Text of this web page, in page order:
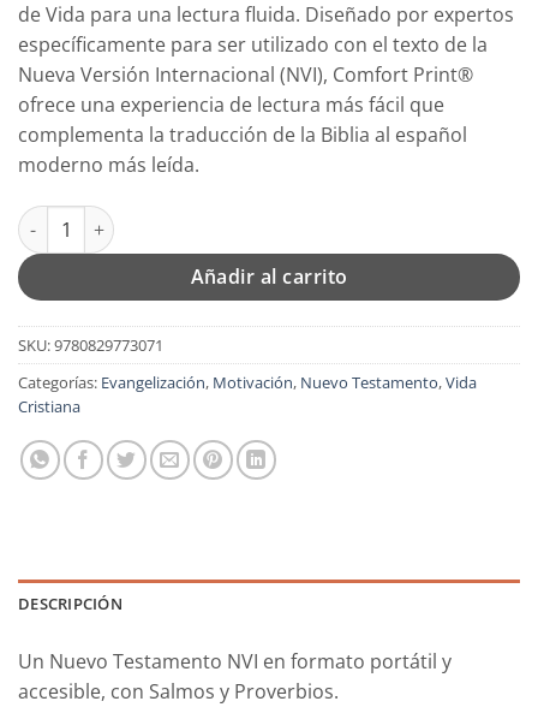
de Vida para una lectura fluida. Diseñado por expertos
específicamente para ser utilizado con el texto de la
Nueva Versión Internacional (NVI), Comfort Print®
ofrece una experiencia de lectura más fácil que
complementa la traducción de la Biblia al español
moderno más leída.
NVI, Nuevo Testamento De Bolsillo, Con Salmos Y Proverbios,
Añadir al carrito
SKU:9780829773071
Categorías: Evangelización, Motivación, Nuevo Testamento,Vida
Cristiana
DESCRIPCIÓN
Un Nuevo Testamento NVI en formato portátil y
accesible, con Salmos y Proverbios.